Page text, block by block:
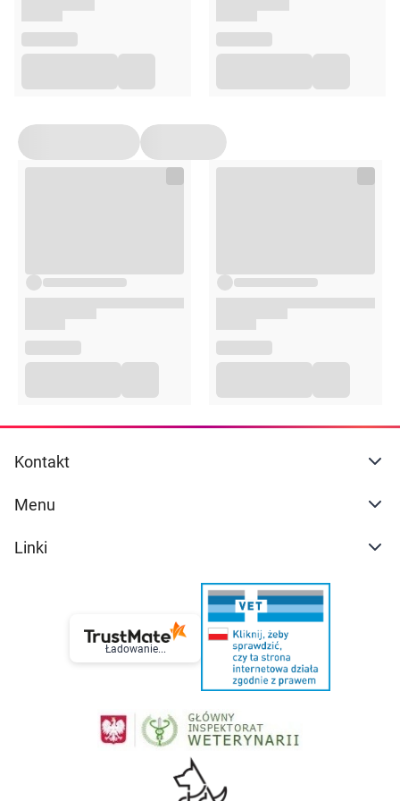
się z dokładnymi informacjami podanymi na opakowaniu
lub załączonej ulotce.
Kontakt
Menu
Linki
Ładowanie...